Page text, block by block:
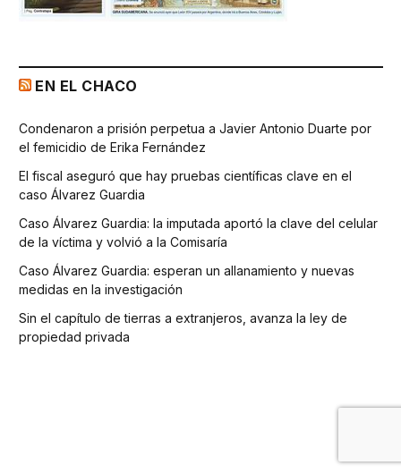
EN EL CHACO
Condenaron a prisión perpetua a Javier Antonio Duarte por
el femicidio de Erika Fernández
El fiscal aseguró que hay pruebas científicas clave en el
caso Álvarez Guardia
Caso Álvarez Guardia: la imputada aportó la clave del celular
de la víctima y volvió a la Comisaría
Caso Álvarez Guardia: esperan un allanamiento y nuevas
medidas en la investigación
Sin el capítulo de tierras a extranjeros, avanza la ley de
propiedad privada